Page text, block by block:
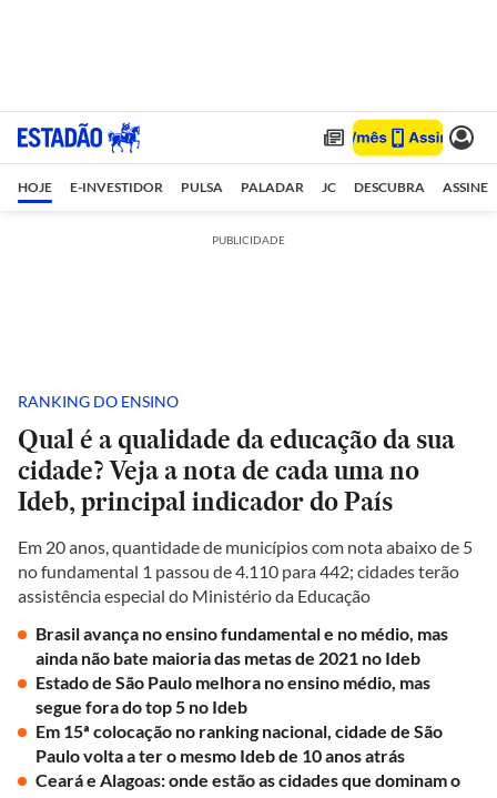
HOJE E-INVESTIDOR PULSA PALADAR JC DESCUBRA ASSINE
PUBLICIDADE
RANKING DO ENSINO
Qual é a qualidade da educação da sua
cidade? Veja a nota de cada uma no
Ideb, principal indicador do País
Em 20 anos, quantidade de municípios com nota abaixo de 5
no fundamental 1 passou de 4.110 para 442; cidades terão
assistência especial do Ministério da Educação
Brasil avança no ensino fundamental e no médio, mas
ainda não bate maioria das metas de 2021 no Ideb
Estado de São Paulo melhora no ensino médio, mas
segue fora do top 5 no Ideb
Em 15ª colocação no ranking nacional, cidade de São
Paulo volta a ter o mesmo Ideb de 10 anos atrás
Ceará e Alagoas: onde estão as cidades que dominam o